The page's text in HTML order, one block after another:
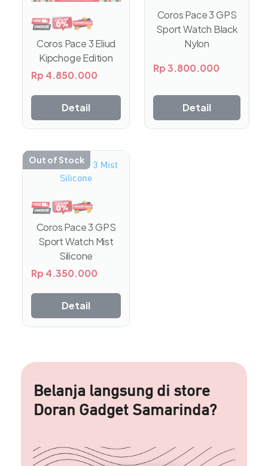
Coros Pace 3 Eliud
Kipchoge Edition
Rp 4.850.000
Detail
Coros Pace 3 GPS
Sport Watch Black
Nylon
Rp3.800.000
Detail
Out of Stock
Coros Pace 3 GPS
Sport Watch Mist
Silicone
Rp 4.350.000
Detail
Belanja langsung di store
Doran Gadget Samarinda?